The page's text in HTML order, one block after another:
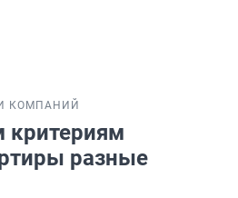
КОМПАНИЙ
критериям
разные